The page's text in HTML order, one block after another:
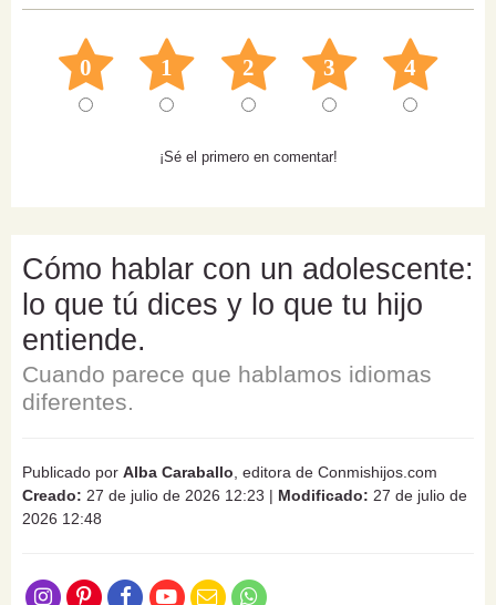
0 1 2 3 4
¡Sé el primero en comentar!
Cómo hablar con un adolescente:
lo que tú dices y lo que tu hijo
entiende.
Cuando parece que hablamos idiomas
diferentes.
Publicado por Alba Caraballo , editora de Conmishijos.com
Creado: 27 de julio de 2026 12:23 | Modificado: 27 de julio de
2026 12:48